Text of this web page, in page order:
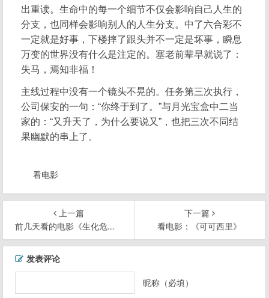
出重读。生命中的每一个细节不仅会影响自己人生的
分支，也同样会影响别人的人生分支。中了六合彩不
一定就是好事，下楼摔了跟头并不一定是坏事，瞬息
万变的世界没有什么是注定的。塞老前辈早就说了：
失马，焉知非福！
主线过程中没有一个镜头不晃的。任务第三次执行，
公司保安的一句：“你终于到了。”与月光宝盒中二当
家的：“又升天了，为什么要说又”，也把三次不同结
果幽默的串上了。
看电影
上一篇
前几天看的电影《生化危机II》《I, Robot》
下一篇
看电影：《可可西里》
发表评论
昵称（必填）